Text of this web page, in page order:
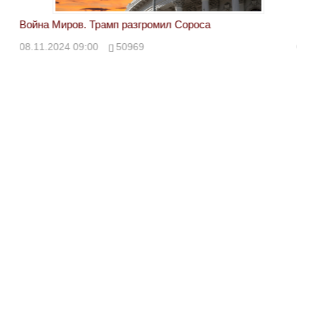
Война Миров. Трамп разгромил Сороса
08.11.2024 09:00 50969